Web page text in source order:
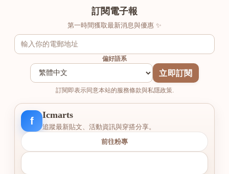
訂閱電子報
第一時間獲取最新消息與優惠 ✨
偏好語系
立即訂閱
訂閱即表示同意本站的服務條款與私隱政策.
f
Icmarts
追蹤最新貼文、活動資訊與穿搭分享。
前往粉專